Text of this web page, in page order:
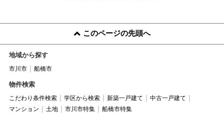
このページの先頭へ
地域から探す
市川市 船橋市
物件検索
こだわり条件検索 学区から検索 新築一戸建て
中古一戸建て
マンション
土地 市川市特集 船橋市特集